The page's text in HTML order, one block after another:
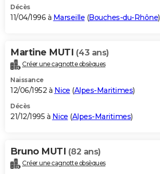
Décès
11/04/1996 à Marseille (Bouches-du-Rhône)
Martine MUTI (43 ans)
Créer une cagnotte obsèques
Naissance
12/06/1952 à Nice (Alpes-Maritimes)
Décès
21/12/1995 à Nice (Alpes-Maritimes)
Bruno MUTI (82 ans)
Créer une cagnotte obsèques